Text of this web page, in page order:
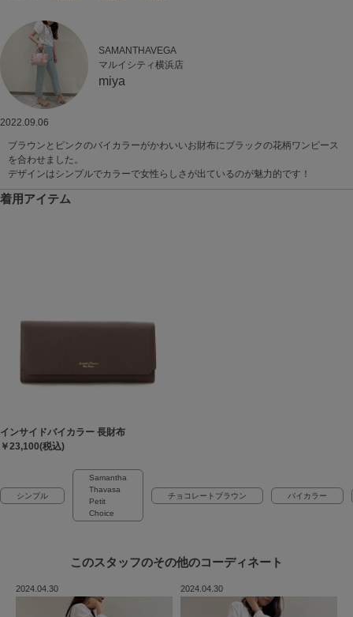
SAMANTHAVEGA
マルイシティ横浜店
miya
2022.09.06
ブラウンとピンクのバイカラーがかわいいお財布にブラックの花柄ワンピース
を合わせました。
デザインはシンプルでカラーで女性らしさが出ているのが魅力的です！
着用アイテム
インサイドバイカラー 長財布
￥23,100(税込)
シンプル
Samantha
Thavasa
Petit
Choice
チョコレートブラウン バイカラー
このスタッフのその他のコーディネート
2024.04.30 2024.04.30